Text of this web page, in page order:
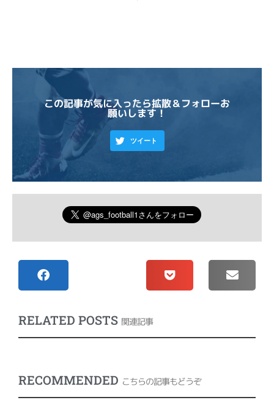
この記事が気に入ったら拡散＆フォローお
願いします！
ツイート
RELATED POSTS 関連記事
RECOMMENDED こちらの記事もどうぞ